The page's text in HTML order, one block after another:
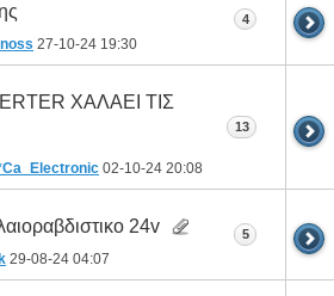
27-10-24 19:30
4
ΧΑΛΑΕΙ ΤΙΣ
02-10-24 20:08
13
24v
29-08-24 04:07
5